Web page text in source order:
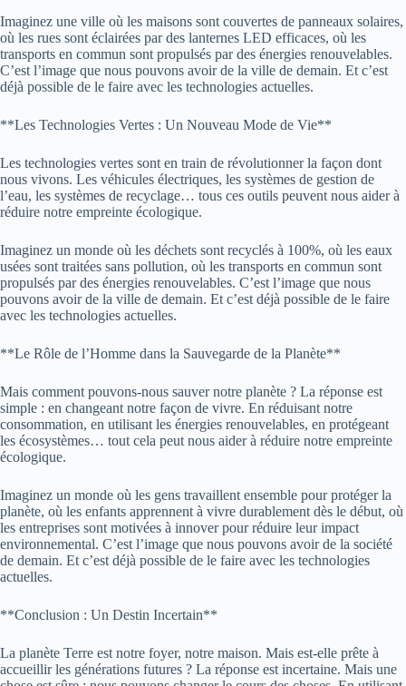
Imaginez une ville où les maisons sont couvertes de panneaux solaires,
où les rues sont éclairées par des lanternes LED efficaces, où les
transports en commun sont propulsés par des énergies renouvelables.
C’est l’image que nous pouvons avoir de la ville de demain. Et c’est
déjà possible de le faire avec les technologies actuelles.
**Les Technologies Vertes : Un Nouveau Mode de Vie**
Les technologies vertes sont en train de révolutionner la façon dont
nous vivons. Les véhicules électriques, les systèmes de gestion de
l’eau, les systèmes de recyclage… tous ces outils peuvent nous aider à
réduire notre empreinte écologique.
Imaginez un monde où les déchets sont recyclés à 100%, où les eaux
usées sont traitées sans pollution, où les transports en commun sont
propulsés par des énergies renouvelables. C’est l’image que nous
pouvons avoir de la ville de demain. Et c’est déjà possible de le faire
avec les technologies actuelles.
**Le Rôle de l’Homme dans la Sauvegarde de la Planète**
Mais comment pouvons-nous sauver notre planète ? La réponse est
simple : en changeant notre façon de vivre. En réduisant notre
consommation, en utilisant les énergies renouvelables, en protégeant
les écosystèmes… tout cela peut nous aider à réduire notre empreinte
écologique.
Imaginez un monde où les gens travaillent ensemble pour protéger la
planète, où les enfants apprennent à vivre durablement dès le début, où
les entreprises sont motivées à innover pour réduire leur impact
environnemental. C’est l’image que nous pouvons avoir de la société
de demain. Et c’est déjà possible de le faire avec les technologies
actuelles.
**Conclusion : Un Destin Incertain**
La planète Terre est notre foyer, notre maison. Mais est-elle prête à
accueillir les générations futures ? La réponse est incertaine. Mais une